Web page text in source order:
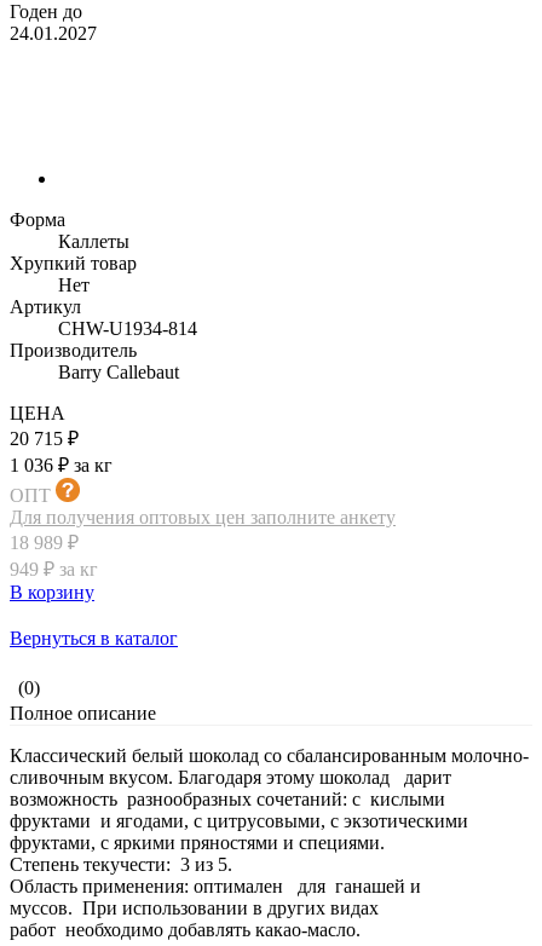
Годен до
24.01.2027
Форма
Каллеты
Хрупкий товар
Нет
Артикул
CHW-U1934-814
Производитель
Barry Callebaut
ЦЕНА
20 715 ₽
1 036 ₽ за кг
ОПТ
Для получения оптовых цен заполните анкету
18 989 ₽
949 ₽ за кг
В корзину
Вернуться в каталог
(0)
Полное описание
Классический белый шоколад со сбалансированным молочно-
сливочным вкусом. Благодаря этому шоколад дарит
возможность разнообразных сочетаний: с кислыми
фруктами и ягодами, с цитрусовыми, с экзотическими
фруктами, с яркими пряностями и специями.
Степень текучести: 3 из 5.
Область применения: оптимален для ганашей и
муссов. При использовании в других видах
работ необходимо добавлять какао-масло.